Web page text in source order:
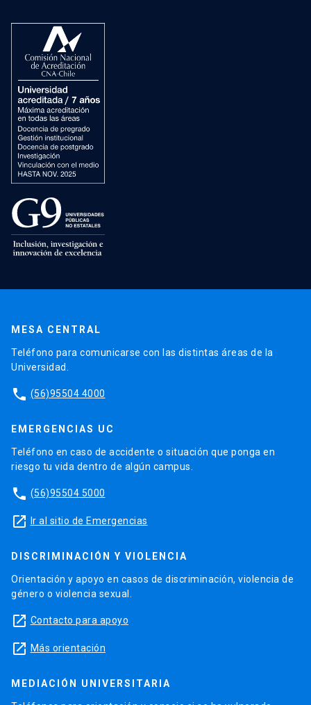
MESA CENTRAL
Teléfono para comunicarse con las distintas áreas de la
Universidad.
phone (56)95504 4000
EMERGENCIAS UC
Teléfono en caso de accidente o situación que ponga en
riesgo tu vida dentro de algún campus.
phone (56)95504 5000
launch Ir al sitio de Emergencias
DISCRIMINACIÓN Y VIOLENCIA
Orientación y apoyo en casos de discriminación, violencia de
género o violencia sexual.
launch Contacto para apoyo
launch Más orientación
MEDIACIÓN UNIVERSITARIA